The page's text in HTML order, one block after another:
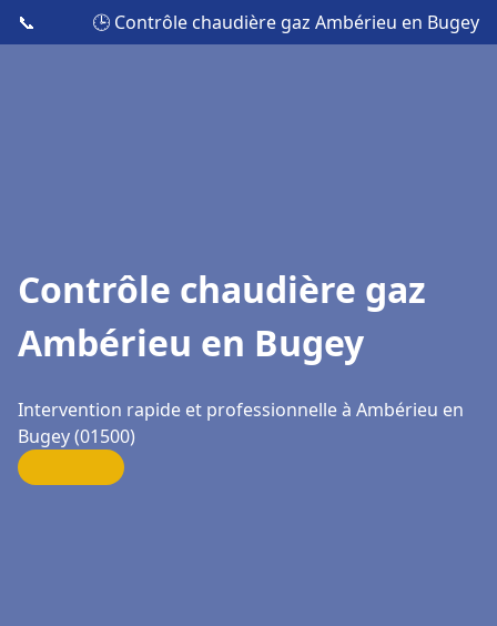
📞 🕒 Contrôle chaudière gaz Ambérieu en Bugey
Contrôle chaudière gaz
Ambérieu en Bugey
Intervention rapide et professionnelle à Ambérieu en
Bugey (01500)